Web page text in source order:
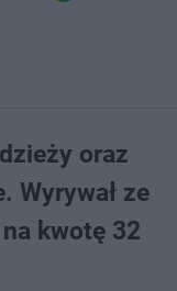
oraz
Wyrywał ze
kwotę 32